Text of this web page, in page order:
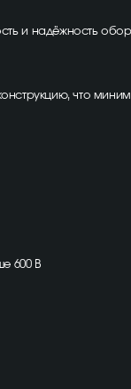
и надёжность
что
600 В